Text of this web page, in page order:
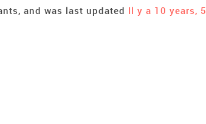
and was last updated Il y a 10 years, 5